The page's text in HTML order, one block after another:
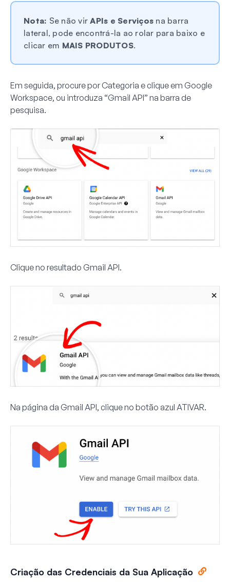
Nota: Se não virAPIs e Serviços na barra
lateral, pode encontrá-la ao rolar para baixo e
clicar em MAIS PRODUTOS.
Em seguida, procure por Categoria e clique em Google
Workspace, ou introduza “Gmail API” na barra de
pesquisa.
Clique no resultado Gmail API.
Na página da Gmail API, clique no botão azul ATIVAR.
Criação das Credenciais da Sua Aplicação